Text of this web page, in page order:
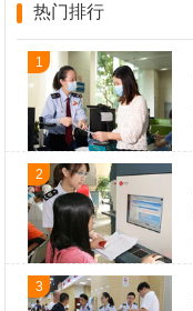
热门排行
1
2
3